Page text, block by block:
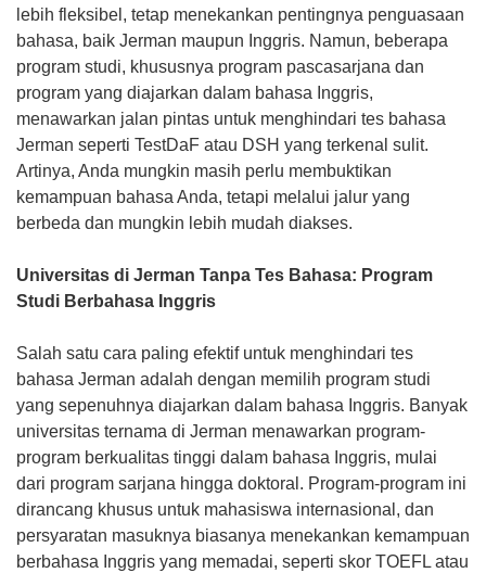
lebih fleksibel, tetap menekankan pentingnya penguasaan
bahasa, baik Jerman maupun Inggris. Namun, beberapa
program studi, khususnya program pascasarjana dan
program yang diajarkan dalam bahasa Inggris,
menawarkan jalan pintas untuk menghindari tes bahasa
Jerman seperti TestDaF atau DSH yang terkenal sulit.
Artinya, Anda mungkin masih perlu membuktikan
kemampuan bahasa Anda, tetapi melalui jalur yang
berbeda dan mungkin lebih mudah diakses.
Universitas di Jerman Tanpa Tes Bahasa: Program
Studi Berbahasa Inggris
Salah satu cara paling efektif untuk menghindari tes
bahasa Jerman adalah dengan memilih program studi
yang sepenuhnya diajarkan dalam bahasa Inggris. Banyak
universitas ternama di Jerman menawarkan program-
program berkualitas tinggi dalam bahasa Inggris, mulai
dari program sarjana hingga doktoral. Program-program ini
dirancang khusus untuk mahasiswa internasional, dan
persyaratan masuknya biasanya menekankan kemampuan
berbahasa Inggris yang memadai, seperti skor TOEFL atau